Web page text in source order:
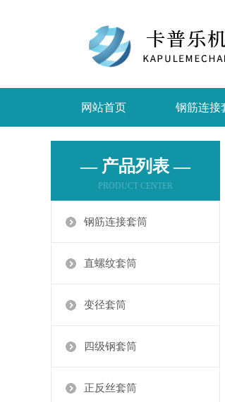
网站首页 钢筋连接
— 产品列表 —
PRODUCT CENTER
钢筋连接套筒
直螺纹套筒
变径套筒
四级钢套筒
正反丝套筒